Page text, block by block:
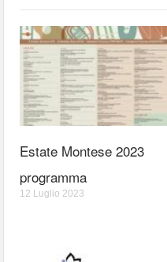
Estate Montese 2023
programma
12 Luglio 2023